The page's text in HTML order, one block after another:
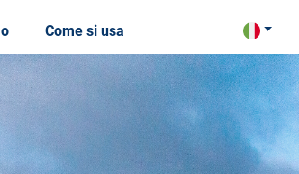
Come si usa